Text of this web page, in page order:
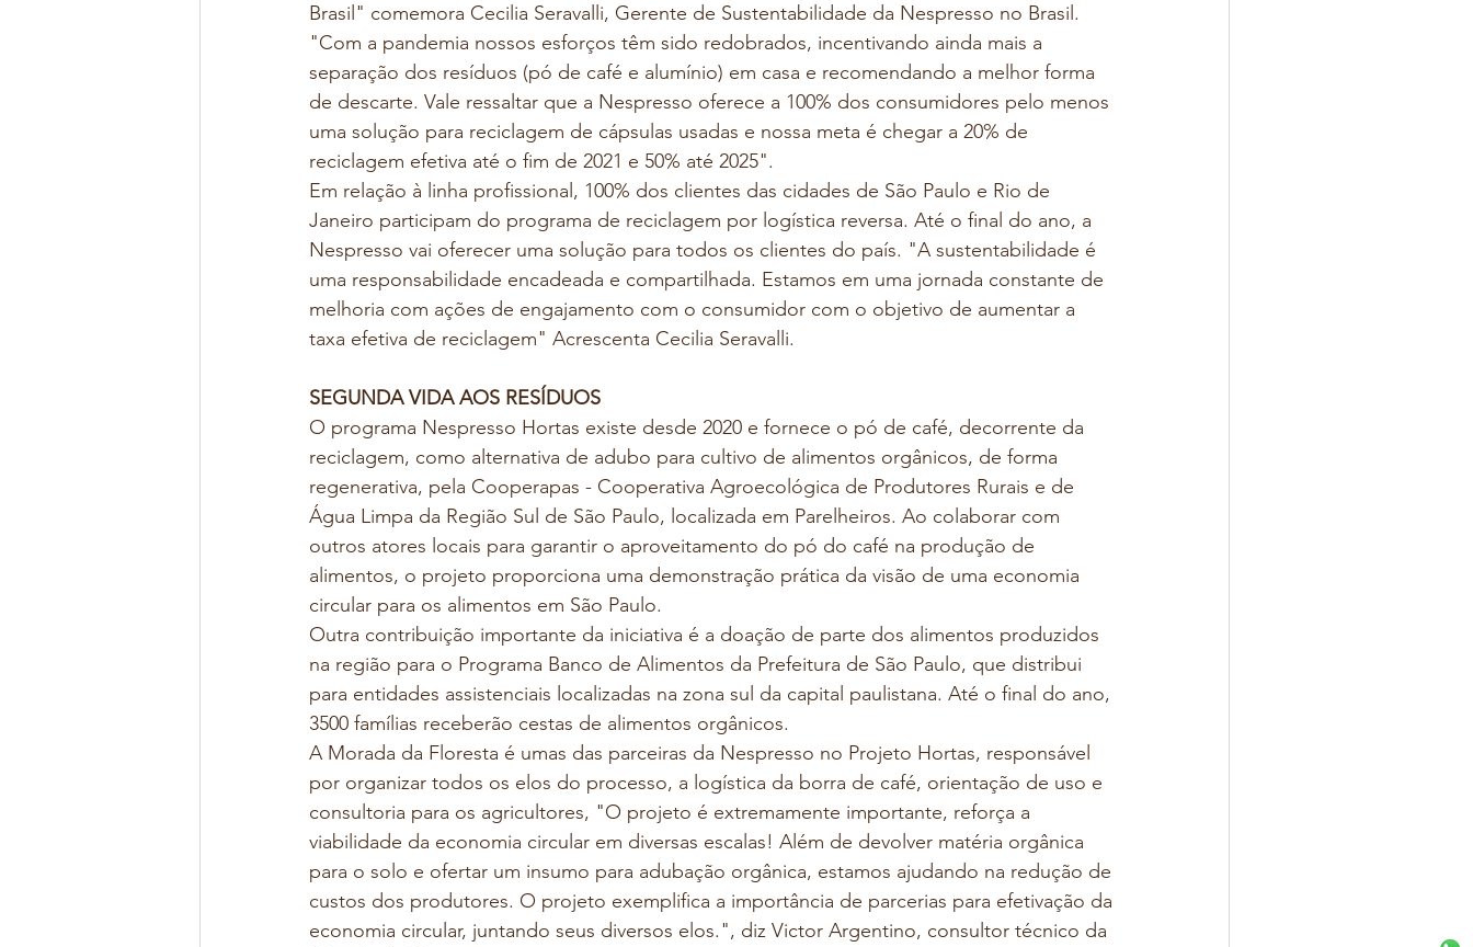
Brasil" comemora Cecilia Seravalli, Gerente de Sustentabilidade da Nespresso no Brasil.
"Com a pandemia nossos esforços têm sido redobrados, incentivando ainda mais a
separação dos resíduos (pó de café e alumínio) em casa e recomendando a melhor forma
de descarte. Vale ressaltar que a Nespresso oferece a 100% dos consumidores pelo menos
uma solução para reciclagem de cápsulas usadas e nossa meta é chegar a 20% de
reciclagem efetiva até o fim de 2021 e 50% até 2025".
Em relação à linha profissional, 100% dos clientes das cidades de São Paulo e Rio de
Janeiro participam do programa de reciclagem por logística reversa. Até o final do ano, a
Nespresso vai oferecer uma solução para todos os clientes do país. "A sustentabilidade é
uma responsabilidade encadeada e compartilhada. Estamos em uma jornada constante de
melhoria com ações de engajamento com o consumidor com o objetivo de aumentar a
taxa efetiva de reciclagem" Acrescenta Cecilia Seravalli.
SEGUNDA VIDA AOS RESÍDUOS
O programa Nespresso Hortas existe desde 2020 e fornece o pó de café, decorrente da
reciclagem, como alternativa de adubo para cultivo de alimentos orgânicos, de forma
regenerativa, pela Cooperapas - Cooperativa Agroecológica de Produtores Rurais e de
Água Limpa da Região Sul de São Paulo, localizada em Parelheiros. Ao colaborar com
outros atores locais para garantir o aproveitamento do pó do café na produção de
alimentos, o projeto proporciona uma demonstração prática da visão de uma economia
circular para os alimentos em São Paulo.
Outra contribuição importante da iniciativa é a doação de parte dos alimentos produzidos
na região para o Programa Banco de Alimentos da Prefeitura de São Paulo, que distribui
para entidades assistenciais localizadas na zona sul da capital paulistana. Até o final do ano,
3500 famílias receberão cestas de alimentos orgânicos.
A Morada da Floresta é umas das parceiras da Nespresso no Projeto Hortas, responsável
por organizar todos os elos do processo, a logística da borra de café, orientação de uso e
consultoria para os agricultores, "O projeto é extremamente importante, reforça a
viabilidade da economia circular em diversas escalas! Além de devolver matéria orgânica
para o solo e ofertar um insumo para adubação orgânica, estamos ajudando na redução de
custos dos produtores. O projeto exemplifica a importância de parcerias para efetivação da
economia circular, juntando seus diversos elos.", diz Victor Argentino, consultor técnico da